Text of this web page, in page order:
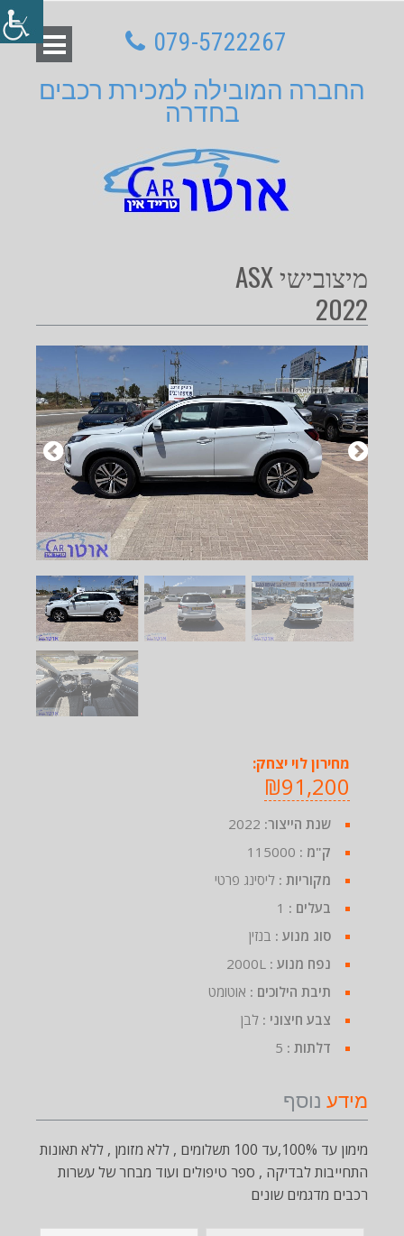
079-5722267
החברה המובילה למכירת רכבים
בחדרה
מיצובישי ASX
2022
מחירון לוי יצחק:
₪91,200
שנת הייצור: 2022
ק"מ : 115000
מקוריות : ליסינג פרטי
בעלים : 1
סוג מנוע : בנזין
נפח מנוע : 2000L
תיבת הילוכים : אוטומט
צבע חיצוני : לבן
דלתות : 5
מידע נוסף
מימון עד 100%,עד 100 תשלומים , ללא מזומן , ללא תאונות
התחייבות לבדיקה , ספר טיפולים ועוד מבחר של עשרות
רכבים מדגמים שונים